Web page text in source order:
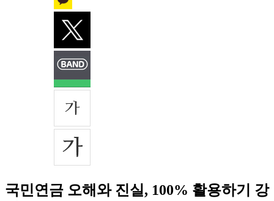
국민연금 오해와 진실, 100% 활용하기 강